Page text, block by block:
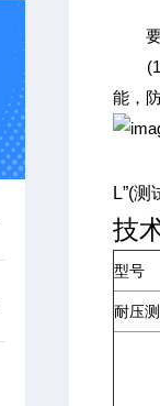
要
(1)
能，
L”(
技
型号
耐压